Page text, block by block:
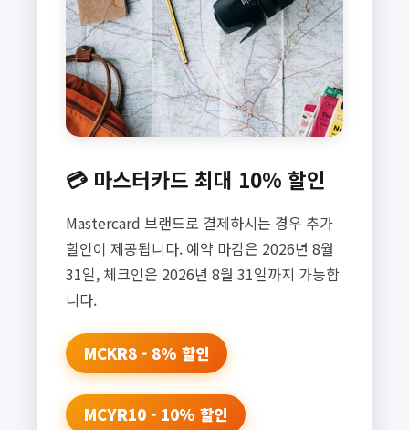
💳 마스터카드 최대 10% 할인
Mastercard 브랜드로 결제하시는 경우 추가
할인이 제공됩니다. 예약 마감은 2026년 8월
31일, 체크인은 2026년 8월 31일까지 가능합
니다.
MCKR8 - 8% 할인
MCYR10 - 10% 할인